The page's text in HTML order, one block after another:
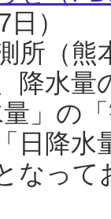
）
所（熊
降水
量」の
日降
なっ